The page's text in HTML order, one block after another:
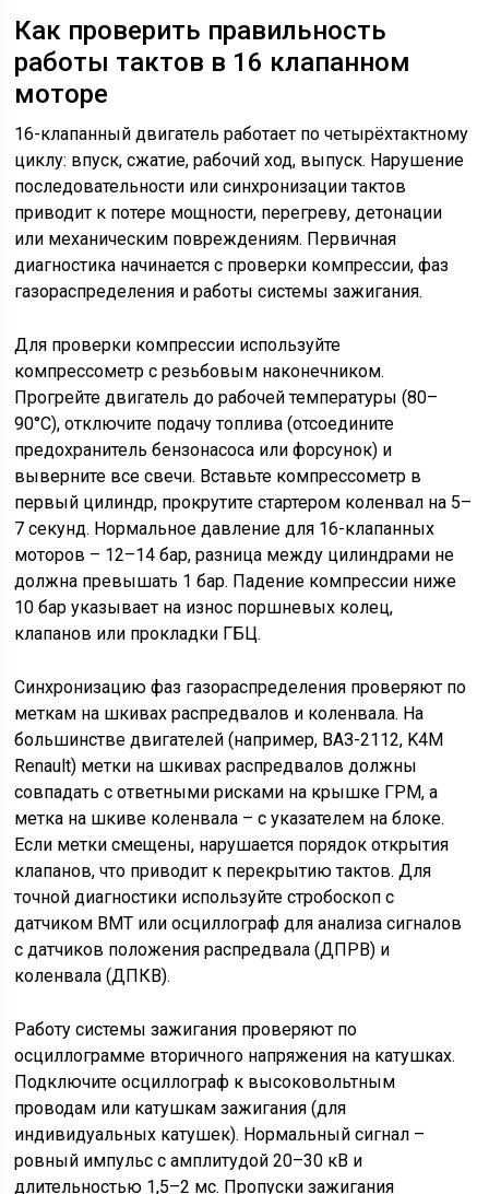
Как проверить правильность
работы тактов в 16 клапанном
моторе
16-клапанный двигатель работает по четырёхтактному
циклу: впуск, сжатие, рабочий ход, выпуск. Нарушение
последовательности или синхронизации тактов
приводит к потере мощности, перегреву, детонации
или механическим повреждениям. Первичная
диагностика начинается с проверки компрессии, фаз
газораспределения и работы системы зажигания.
Для проверки компрессии используйте
компрессометр с резьбовым наконечником.
Прогрейте двигатель до рабочей температуры (80–
90°C), отключите подачу топлива (отсоедините
предохранитель бензонасоса или форсунок) и
выверните все свечи. Вставьте компрессометр в
первый цилиндр, прокрутите стартером коленвал на 5–
7 секунд. Нормальное давление для 16-клапанных
моторов – 12–14 бар, разница между цилиндрами не
должна превышать 1 бар. Падение компрессии ниже
10 бар указывает на износ поршневых колец,
клапанов или прокладки ГБЦ.
Синхронизацию фаз газораспределения проверяют по
меткам на шкивах распредвалов и коленвала. На
большинстве двигателей (например, ВАЗ-2112, K4M
Renault) метки на шкивах распредвалов должны
совпадать с ответными рисками на крышке ГРМ, а
метка на шкиве коленвала – с указателем на блоке.
Если метки смещены, нарушается порядок открытия
клапанов, что приводит к перекрытию тактов. Для
точной диагностики используйте стробоскоп с
датчиком ВМТ или осциллограф для анализа сигналов
с датчиков положения распредвала (ДПРВ) и
коленвала (ДПКВ).
Работу системы зажигания проверяют по
осциллограмме вторичного напряжения на катушках.
Подключите осциллограф к высоковольтным
проводам или катушкам зажигания (для
индивидуальных катушек). Нормальный сигнал –
ровный импульс с амплитудой 20–30 кВ и
длительностью 1,5–2 мс. Пропуски зажигания